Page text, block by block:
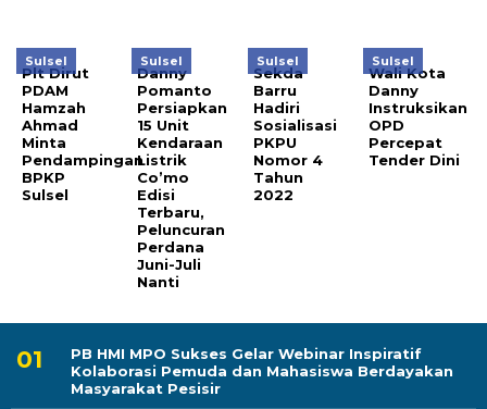
Sulsel
Plt Dirut
PDAM
Hamzah
Ahmad
Minta
Pendampingan
BPKP
Sulsel
Sulsel
Danny
Pomanto
Persiapkan
15 Unit
Kendaraan
Listrik
Co’mo
Edisi
Terbaru,
Peluncuran
Perdana
Juni-Juli
Nanti
Sulsel
Sekda
Barru
Hadiri
Sosialisasi
PKPU
Nomor 4
Tahun
2022
Sulsel
Wali Kota
Danny
Instruksikan
OPD
Percepat
Tender Dini
PB HMI MPO Sukses Gelar Webinar Inspiratif
Kolaborasi Pemuda dan Mahasiswa Berdayakan
Masyarakat Pesisir